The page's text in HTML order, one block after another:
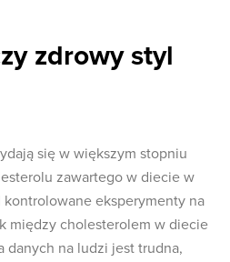
zdrowy styl
się w większym stopniu
zawartego w diecie w
kontrolowane eksperymenty na
między cholesterolem w diecie
danych na ludzi jest trudna,